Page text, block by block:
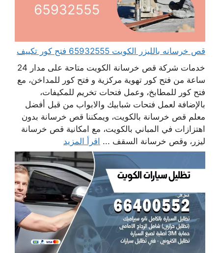
قص خرسانه بالليزر الكويت 65932555 فتح كور تكييف
خدمات شركة قص خرسانة الكويت متاحة على مدار 24
ساعة من فتح كور تهوية مركزية و فتح كور للمداخن، مع
فتح كور للمطابخ، وعمل فتحات تخريم للمكيفات،
بالإضافة لعمل فتحات شبابيك والابواب من قبل أفضل
معلم قص خرسانة بالكويت، ويمكننا قص خرسانة بدون
اهتزازات في المباني بالكويت، مع امكانية قص خرسانة
ليزر، وقص خرسانة السقف ... اقرأ المزيد